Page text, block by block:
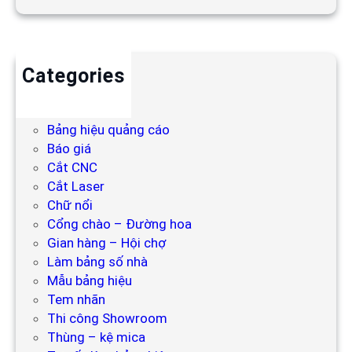
Categories
Bảng hiệu quảng cáo
Báo giá
Cắt CNC
Cắt Laser
Chữ nổi
Cổng chào – Đường hoa
Gian hàng – Hội chợ
Làm bảng số nhà
Mẫu bảng hiệu
Tem nhãn
Thi công Showroom
Thùng – kệ mica